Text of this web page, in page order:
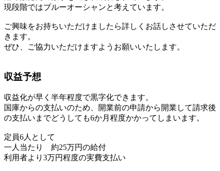
現段階ではブルーオーシャンと考えています。
ご興味をお持ちいただけましたら詳しくお話しさせていただ
きます。
ぜひ、ご協力いただけますようお願いいたします。
収益予想
収益化が早く半年程度で黒字化できます。
国庫からの支払いのため、開業前の申請から開業して請求後
の支払いまでどうしても6か月程度かかってしまいます。
定員6人として
一人当たり 約25万円の給付
利用者より3万円程度の実費支払い